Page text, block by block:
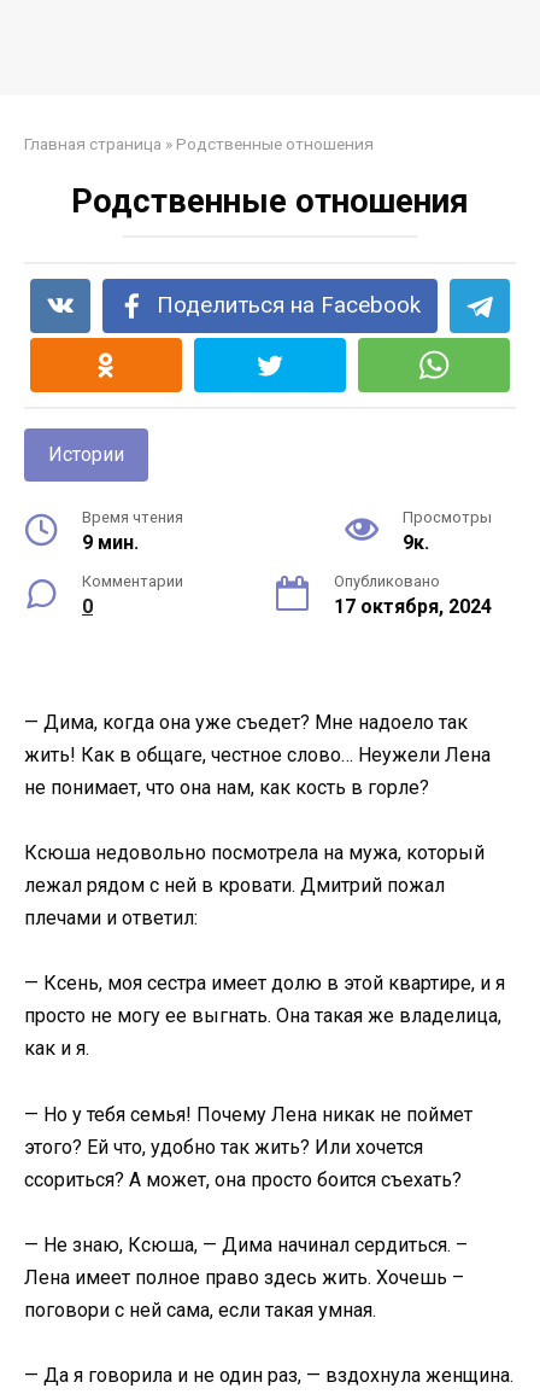
Главная страница » Родственные отношения
Родственные отношения
Поделиться на Facebook
Истории
Время чтения
9 мин.
Просмотры
9к.
Комментарии
0
Опубликовано
17 октября, 2024
— Дима, когда она уже съедет? Мне надоело так
жить! Как в общаге, честное слово… Неужели Лена
не понимает, что она нам, как кость в горле?
Ксюша недовольно посмотрела на мужа, который
лежал рядом с ней в кровати. Дмитрий пожал
плечами и ответил:
— Ксень, моя сестра имеет долю в этой квартире, и я
просто не могу ее выгнать. Она такая же владелица,
как и я.
— Но у тебя семья! Почему Лена никак не поймет
этого? Ей что, удобно так жить? Или хочется
ссориться? А может, она просто боится съехать?
— Не знаю, Ксюша, — Дима начинал сердиться. –
Лена имеет полное право здесь жить. Хочешь –
поговори с ней сама, если такая умная.
— Да я говорила и не один раз, — вздохнула женщина.